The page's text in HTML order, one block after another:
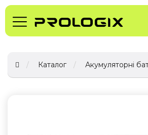
Каталог Акумуляторні